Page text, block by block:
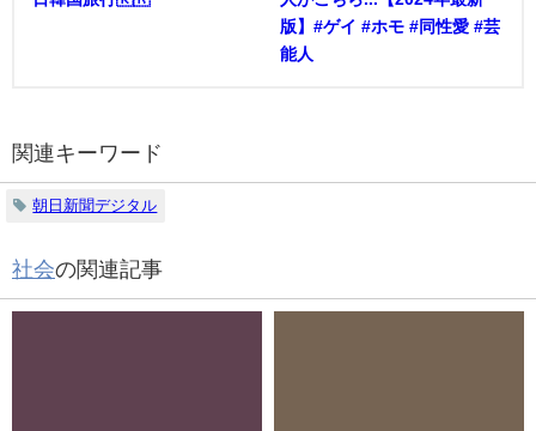
版】#ゲイ #ホモ #同性愛 #芸
能人
関連キーワード
朝日新聞デジタル
社会の関連記事